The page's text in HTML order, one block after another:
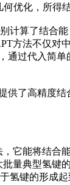
优化，所得
算了结合
方法不仅对
通过代入简
了高精度
它能将结
量典型氢键
氢键的形成